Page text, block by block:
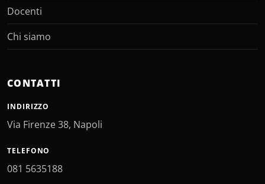
Docenti
Chi siamo
CONTATTI
INDIRIZZO
Via Firenze 38, Napoli
TELEFONO
081 5635188